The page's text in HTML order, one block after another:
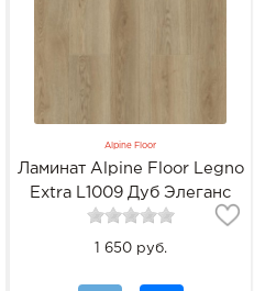
Alpine Floor
Ламинат Alpine Floor Legno
Extra L1009 Дуб Элеганс
1 650 руб.